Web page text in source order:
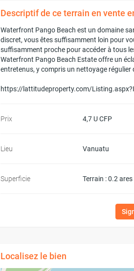
Descriptif de ce terrain en vente
Waterfront Pango Beach est un domaine
discret, vous êtes suffisamment loin pour
suffisamment proche pour accéder à tous
Waterfront Pango Beach Estate offre un
entretenus, y compris un nettoyage
https://lattitudeproperty.com/
Prix 4,7 U CFP
Lieu Vanuatu
Superficie Terrain : 0.2 ares
Localisez le bien